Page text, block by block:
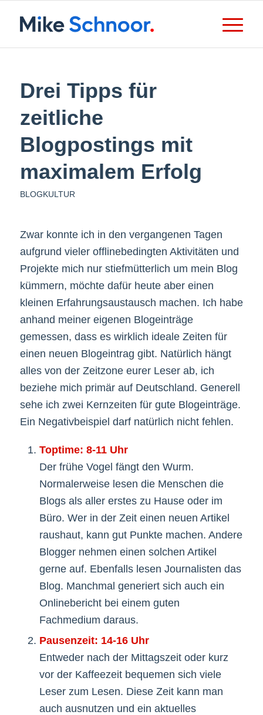
Drei Tipps für
zeitliche
Blogpostings mit
maximalem Erfolg
BLOGKULTUR
Zwar konnte ich in den vergangenen Tagen
aufgrund vieler offlinebedingten Aktivitäten und
Projekte mich nur stiefmütterlich um mein Blog
kümmern, möchte dafür heute aber einen
kleinen Erfahrungsaustausch machen. Ich habe
anhand meiner eigenen Blogeinträge
gemessen, dass es wirklich ideale Zeiten für
einen neuen Blogeintrag gibt. Natürlich hängt
alles von der Zeitzone eurer Leser ab, ich
beziehe mich primär auf Deutschland. Generell
sehe ich zwei Kernzeiten für gute Blogeinträge.
Ein Negativbeispiel darf natürlich nicht fehlen.
Toptime: 8-11 Uhr
Der frühe Vogel fängt den Wurm.
Normalerweise lesen die Menschen die
Blogs als aller erstes zu Hause oder im
Büro. Wer in der Zeit einen neuen Artikel
raushaut, kann gut Punkte machen. Andere
Blogger nehmen einen solchen Artikel
gerne auf. Ebenfalls lesen Journalisten das
Blog. Manchmal generiert sich auch ein
Onlinebericht bei einem guten
Fachmedium daraus.
Pausenzeit: 14-16 Uhr
Entweder nach der Mittagszeit oder kurz
vor der Kaffeezeit bequemen sich viele
Leser zum Lesen. Diese Zeit kann man
auch ausnutzen und ein aktuelles